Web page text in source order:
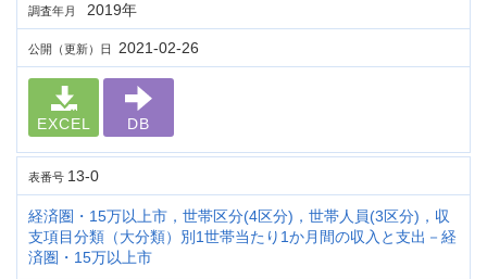
調査年月 2019年
公開（更新）日 2021-02-26
EXCEL DB
表番号 13-0
経済圏・15万以上市，世帯区分(4区分)，世帯人員(3区分)，収
支項目分類（大分類）別1世帯当たり1か月間の収入と支出－経
済圏・15万以上市